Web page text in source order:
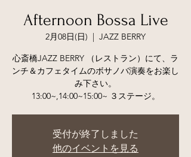
Afternoon Bossa Live
2月08日(日)
  |
JAZZ BERRY
心斎橋JAZZ BERRY （レストラン）にて、ラ
ンチ＆カフェタイムのボサノバ演奏をお楽し
み下さい。
受付が終了しました
他のイベントを見る